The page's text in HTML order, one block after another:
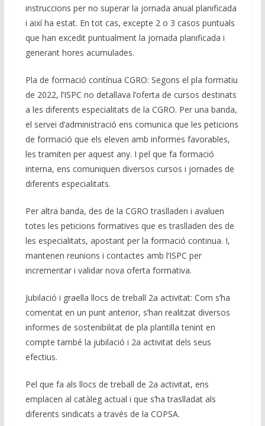
instruccions per no superar la jornada anual planificada
i així ha estat. En tot cas, excepte 2 o 3 casos puntuals
que han excedit puntualment la jornada planificada i
generant hores acumulades.
Pla de formació contínua CGRO: Segons el pla formatiu
de 2022, l’ISPC no detallava l’oferta de cursos destinats
a les diferents especialitats de la CGRO. Per una banda,
el servei d’administració ens comunica que les peticions
de formació que els eleven amb informes favorables,
les tramiten per aquest any. I pel que fa formació
interna, ens comuniquen diversos cursos i jornades de
diferents especialitats.
Per altra banda, des de la CGRO traslladen i avaluen
totes les peticions formatives que es traslladen des de
les especialitats, apostant per la formació continua. I,
mantenen reunions i contactes amb l’ISPC per
incrementar i validar nova oferta formativa.
Jubilació i graella llocs de treball 2a activitat: Com s’ha
comentat en un punt anterior, s’han realitzat diversos
informes de sostenibilitat de pla plantilla tenint en
compte també la jubilació i 2a activitat dels seus
efectius.
Pel que fa als llocs de treball de 2a activitat, ens
emplacen al catàleg actual i que s’ha traslladat als
diferents sindicats a través de la COPSA.